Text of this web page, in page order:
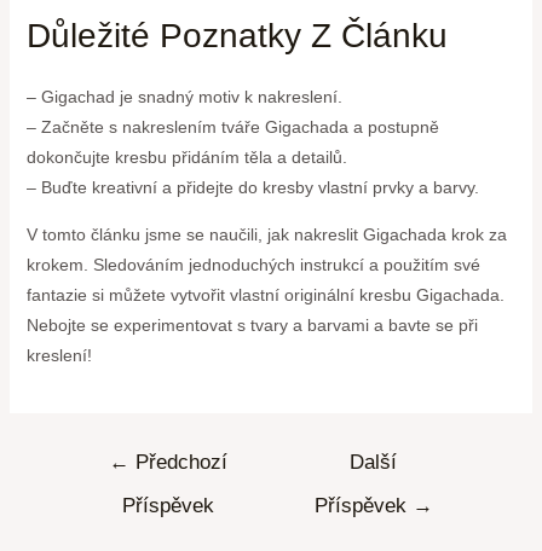
Důležité Poznatky Z Článku
– Gigachad je snadný motiv k nakreslení.
– Začněte s nakreslením tváře Gigachada a postupně
dokončujte kresbu přidáním těla a detailů.
– Buďte kreativní a přidejte do kresby vlastní prvky a barvy.
V tomto článku jsme se naučili, jak nakreslit Gigachada krok za
krokem. Sledováním jednoduchých instrukcí a použitím své
fantazie si můžete vytvořit vlastní originální kresbu Gigachada.
Nebojte se experimentovat s tvary a barvami a bavte se při
kreslení!
← Předchozí
Příspěvek
Další
Příspěvek →